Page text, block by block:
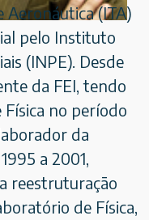
(ITA)
pelo Instituto
(INPE). Desde
da FEI, tendo
no período
da
a 2001,
reestruturação
de Física,